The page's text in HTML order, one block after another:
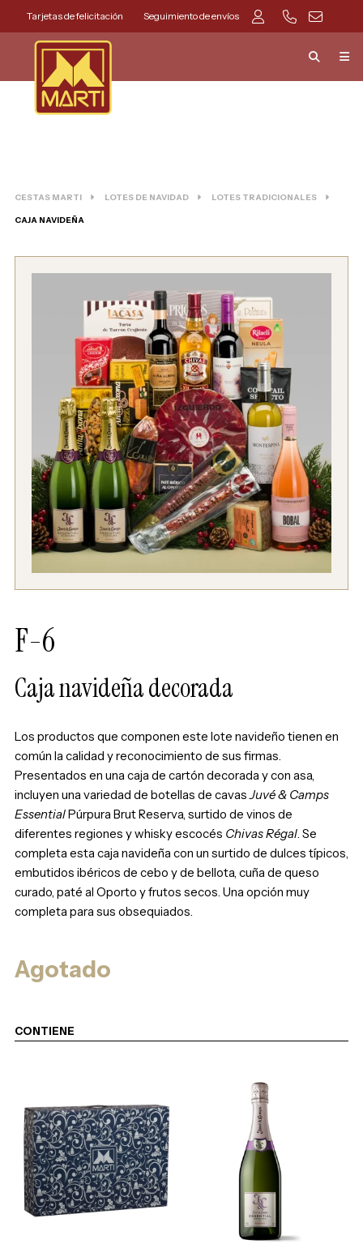
Tarjetas de felicitación Seguimiento de envíos
CESTAS MARTI LOTES DE NAVIDAD LOTES TRADICIONALES
CAJA NAVIDEÑA
F-6
Caja navideña decorada
Los productos que componen este lote navideño tienen en
común la calidad y reconocimiento de sus firmas.
Presentados en una caja de cartón decorada y con asa,
incluyen una variedad de botellas de cavasJuvé & Camps
EssentialPúrpura Brut Reserva, surtido de vinos de
diferentes regiones y whisky escocés Chivas Régal. Se
completa esta caja navideña con un surtido de dulces típicos,
embutidos ibéricos de cebo y de bellota, cuña de queso
curado, paté al Oporto y frutos secos. Una opción muy
completa para sus obsequiados.
Agotado
CONTIENE